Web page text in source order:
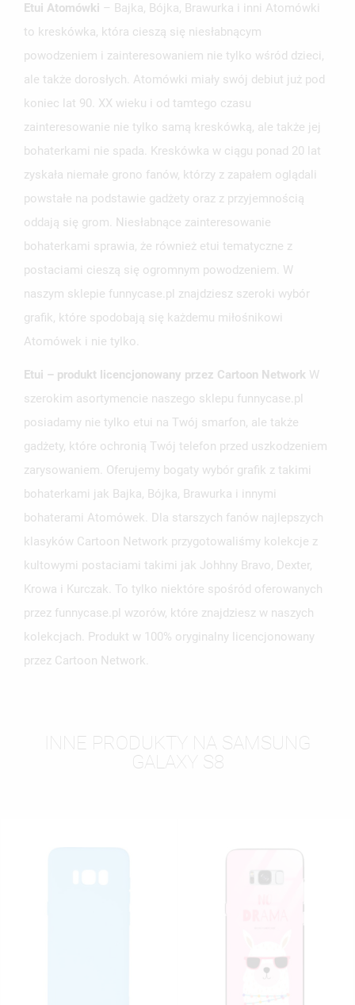
Etui Atomówki – Bajka, Bójka, Brawurka i inni Atomówki
to kreskówka, która cieszą się niesłabnącym
powodzeniem i zainteresowaniem nie tylko wśród dzieci,
ale także dorosłych. Atomówki miały swój debiut już pod
koniec lat 90. XX wieku i od tamtego czasu
zainteresowanie nie tylko samą kreskówką, ale także jej
bohaterkami nie spada. Kreskówka w ciągu ponad 20 lat
zyskała niemałe grono fanów, którzy z zapałem oglądali
powstałe na podstawie gadżety oraz z przyjemnością
oddają się grom. Niesłabnące zainteresowanie
bohaterkami sprawia, że również etui tematyczne z
postaciami cieszą się ogromnym powodzeniem. W
naszym sklepie funnycase.pl znajdziesz szeroki wybór
grafik, które spodobają się każdemu miłośnikowi
Atomówek i nie tylko.
Etui – produkt licencjonowany przez Cartoon Network W
szerokim asortymencie naszego sklepu funnycase.pl
posiadamy nie tylko etui na Twój smarfon, ale także
gadżety, które ochronią Twój telefon przed uszkodzeniem
zarysowaniem. Oferujemy bogaty wybór grafik z takimi
bohaterkami jak Bajka, Bójka, Brawurka i innymi
bohaterami Atomówek. Dla starszych fanów najlepszych
klasyków Cartoon Network przygotowaliśmy kolekcje z
kultowymi postaciami takimi jak Johhny Bravo, Dexter,
Krowa i Kurczak. To tylko niektóre spośród oferowanych
przez funnycase.pl wzorów, które znajdziesz w naszych
kolekcjach. Produkt w 100% oryginalny licencjonowany
przez Cartoon Network.
INNE PRODUKTY NA SAMSUNG
GALAXY S8
MOJE LISTY ŻYCZEŃ
UTWÓRZ LISTĘ ŻYCZEŃ
NAZWA LISTY ŻYCZEŃ
ANULUJ UTWÓRZ LISTĘ ŻYCZEŃ
ZALOGUJ SIĘ
SWOJEJ LIŚCIE ŻYCZEŃ.